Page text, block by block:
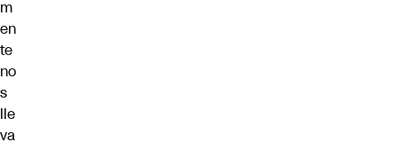
m
en
te
no
s
lle
va